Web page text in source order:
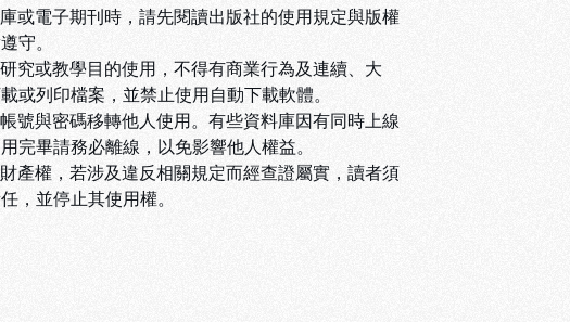
或電子期刊時，請先閱讀出版社的使用規定與版權
守。
究或教學目的使用，不得有商業行為及連續、大
或列印檔案，並禁止使用自動下載軟體。
號與密碼移轉他人使用。有些資料庫因有同時上線
完畢請務必離線，以免影響他人權益。
產權，若涉及違反相關規定而經查證屬實，讀者須
，並停止其使用權。